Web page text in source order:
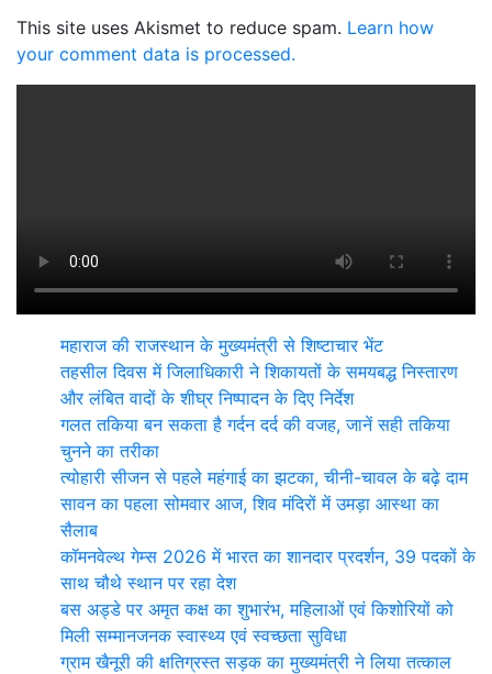
This site uses Akismet to reduce spam. Learn how
your comment data is processed.
महाराज की राजस्थान के मुख्यमंत्री से शिष्टाचार भेंट
तहसील दिवस में जिलाधिकारी ने शिकायतों के समयबद्ध निस्तारण
और लंबित वादों के शीघ्र निष्पादन के दिए निर्देश
गलत तकिया बन सकता है गर्दन दर्द की वजह, जानें सही तकिया
चुनने का तरीका
त्योहारी सीजन से पहले महंगाई का झटका, चीनी-चावल के बढ़े दाम
सावन का पहला सोमवार आज, शिव मंदिरों में उमड़ा आस्था का
सैलाब
कॉमनवेल्थ गेम्स 2026 में भारत का शानदार प्रदर्शन, 39 पदकों के
साथ चौथे स्थान पर रहा देश
बस अड्डे पर अमृत कक्ष का शुभारंभ, महिलाओं एवं किशोरियों को
मिली सम्मानजनक स्वास्थ्य एवं स्वच्छता सुविधा
ग्राम खैनूरी की क्षतिग्रस्त सड़क का मुख्यमंत्री ने लिया तत्काल